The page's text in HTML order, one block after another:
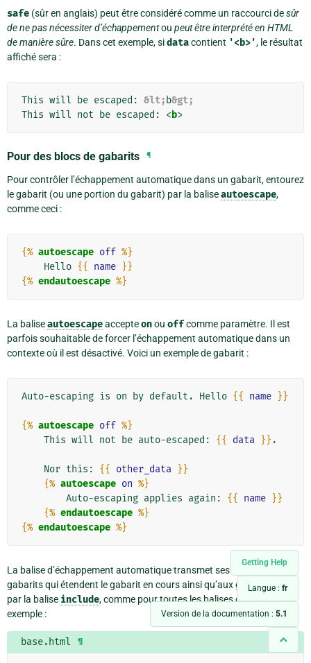
Getting Help
Langue : fr
Version de la documentation : 5.1
safe (sûr en anglais) peut être considéré comme un raccourci desûr
de ne pas nécessiter d’échappementou peut être interprété en HTML
de manière sûre. Dans cet exemple, sidatacontient '<b>', le résultat
affiché sera :
This will be escaped: &lt; b&gt;
This will not be escaped: <b>
Pour des blocs de gabarits ¶
Pour contrôler l’échappement automatique dans un gabarit, entourez
le gabarit (ou une portion du gabarit) par la baliseautoescape,
comme ceci :
{% autoescape off %}
    Hello
{{ name }}
{% endautoescape %}
La baliseautoescapeaccepteonou offcomme paramètre. Il est
parfois souhaitable de forcer l’échappement automatique dans un
contexte où il est désactivé. Voici un exemple de gabarit :
Auto-escaping is on by default. Hello {{ name }}
{% autoescape off %}
    This will not be auto-escaped:
{{ data }} .
    Nor this:
{{ other_data }}
{% autoescape on %}
        Auto-escaping applies again:
{{ name }}
{% endautoescape %}
{% endautoescape %}
La balise d’échappement automatique transmet ses effets aux
gabarits qui étendent le gabarit en cours ainsi qu’aux gabarits inclus
par la balise include, comme pour toutes les balises de bloc. Par
exemple :
base.html ¶